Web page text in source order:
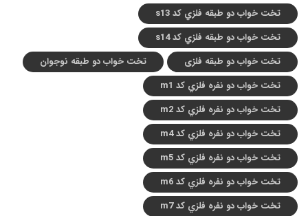
تخت خواب دو طبقه فلزي کد s13
تخت خواب دو طبقه فلزي کد s14
تخت خواب دو طبقه فلزی
تخت خواب دو طبقه نوجوان
تخت خواب دو نفره فلزي کد m1
تخت خواب دو نفره فلزي کد m2
تخت خواب دو نفره فلزي کد m4
تخت خواب دو نفره فلزي کد m5
تخت خواب دو نفره فلزي کد m6
تخت خواب دو نفره فلزي کد m7